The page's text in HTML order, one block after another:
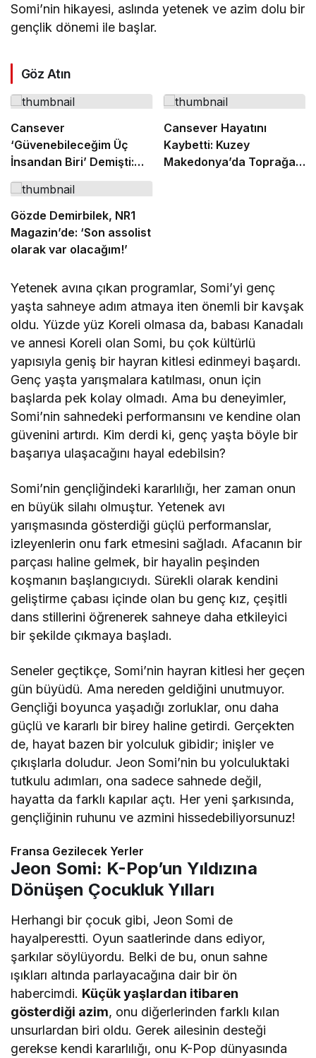
Somi’nin hikayesi, aslında yetenek ve azim dolu bir
gençlik dönemi ile başlar.
Göz Atın
Cansever
‘Güvenebileceğim Üç
İnsandan Biri’ Demişti:
Mahmut Görgen’den
Cansever’e Duygusal
Veda
Cansever Hayatını
Kaybetti: Kuzey
Makedonya’da Toprağa
Gözde Demirbilek, NR1
Magazin’de: ‘Son assolist
olarak var olacağım!’
Yetenek avına çıkan programlar, Somi’yi genç
yaşta sahneye adım atmaya iten önemli bir kavşak
oldu. Yüzde yüz Koreli olmasa da, babası Kanadalı
ve annesi Koreli olan Somi, bu çok kültürlü
yapısıyla geniş bir hayran kitlesi edinmeyi başardı.
Genç yaşta yarışmalara katılması, onun için
başlarda pek kolay olmadı. Ama bu deneyimler,
Somi’nin sahnedeki performansını ve kendine olan
güvenini artırdı. Kim derdi ki, genç yaşta böyle bir
başarıya ulaşacağını hayal edebilsin?
Somi’nin gençliğindeki kararlılığı, her zaman onun
en büyük silahı olmuştur. Yetenek avı
yarışmasında gösterdiği güçlü performanslar,
izleyenlerin onu fark etmesini sağladı. Afacanın bir
parçası haline gelmek, bir hayalin peşinden
koşmanın başlangıcıydı. Sürekli olarak kendini
geliştirme çabası içinde olan bu genç kız, çeşitli
dans stillerini öğrenerek sahneye daha etkileyici
bir şekilde çıkmaya başladı.
Seneler geçtikçe, Somi’nin hayran kitlesi her geçen
gün büyüdü. Ama nereden geldiğini unutmuyor.
Gençliği boyunca yaşadığı zorluklar, onu daha
güçlü ve kararlı bir birey haline getirdi. Gerçekten
de, hayat bazen bir yolculuk gibidir; inişler ve
çıkışlarla doludur. Jeon Somi’nin bu yolculuktaki
tutkulu adımları, ona sadece sahnede değil,
hayatta da farklı kapılar açtı. Her yeni şarkısında,
gençliğinin ruhunu ve azmini hissedebiliyorsunuz!
Fransa Gezilecek Yerler
Jeon Somi: K-Pop’un Yıldızına
Dönüşen Çocukluk Yılları
Herhangi bir çocuk gibi, Jeon Somi de
hayalperestti. Oyun saatlerinde dans ediyor,
şarkılar söylüyordu. Belki de bu, onun sahne
ışıkları altında parlayacağına dair bir ön
habercimdi. Küçük yaşlardan itibaren
gösterdiği azim, onu diğerlerinden farklı kılan
unsurlardan biri oldu. Gerek ailesinin desteği
gerekse kendi kararlılığı, onu K-Pop dünyasında